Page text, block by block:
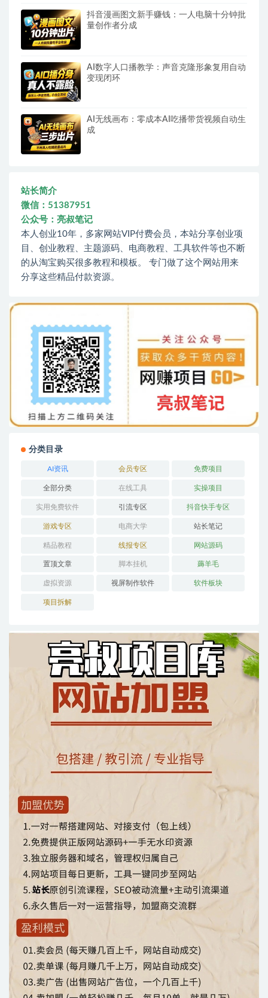
抖音漫画图文新手赚钱：一人电脑十分钟批
量创作者分成
AI数字人口播教学：声音克隆形象复用自动
变现闭环
AI无线画布：零成本AI吃播带货视频自动生
成
站长简介
微信：51387951
公众号：亮叔笔记
本人创业10年，多家网站VIP付费会员，本站分享创业项
目、创业教程、主题源码、电商教程、工具软件等也不断
的从淘宝购买很多教程和模板。 专门做了这个网站用来
分享这些精品付款资源。
分类目录
AI资讯 会员专区 免费项目
全部分类 在线工具 实操项目
实用免费软件 引流专区 抖音快手专区
游戏专区 电商大学 站长笔记
精品教程 线报专区 网站源码
置顶文章 脚本挂机 薅羊毛
虚拟资源 视屏制作软件 软件板块
项目拆解